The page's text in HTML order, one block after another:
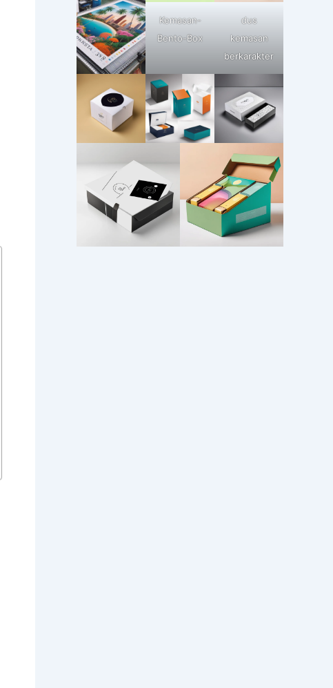
Kemasan-
Bento-Box
dus
kemasan
berkarakter